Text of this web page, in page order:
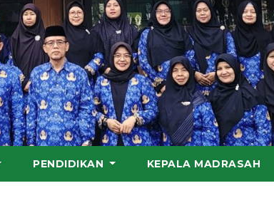
PENDIDIKAN KEPALA MADRASAH